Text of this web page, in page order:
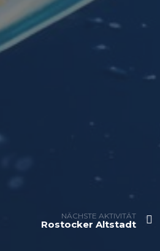
NÄCHSTE AKTIVITÄT
Rostocker Altstadt